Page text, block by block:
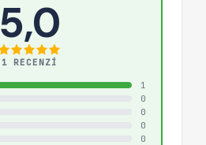
5,0
1 RECENZÍ
1
0
0
0
0